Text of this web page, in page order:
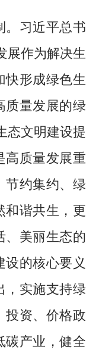
习近平总书
展作为解决生
快形成绿色生
质量发展的绿
态文明建设提
高质量发展重
节约集约、绿
和谐共生，更
、美丽生态的
的核心要义
，实施支持绿
投资、价格政
碳产业，健全